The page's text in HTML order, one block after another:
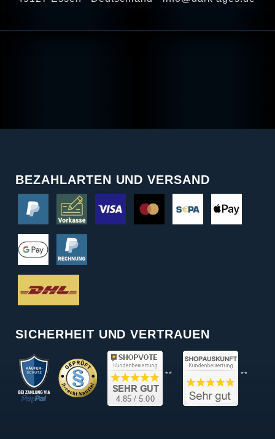
BEZAHLARTEN UND VERSAND
SICHERHEIT UND VERTRAUEN
** **